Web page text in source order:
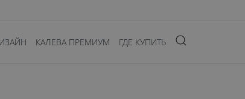
КАЛЕВА ПРЕМИУМ ГДЕ КУПИТЬ